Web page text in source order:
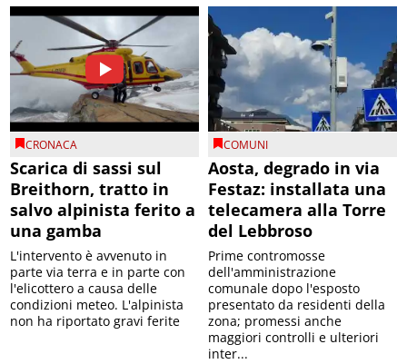
CRONACA
Scarica di sassi sul
Breithorn, tratto in
salvo alpinista ferito a
una gamba
L'intervento è avvenuto in
parte via terra e in parte con
l'elicottero a causa delle
condizioni meteo. L'alpinista
non ha riportato gravi ferite
COMUNI
Aosta, degrado in via
Festaz: installata una
telecamera alla Torre
del Lebbroso
Prime contromosse
dell'amministrazione
comunale dopo l'esposto
presentato da residenti della
zona; promessi anche
maggiori controlli e ulteriori
inter...